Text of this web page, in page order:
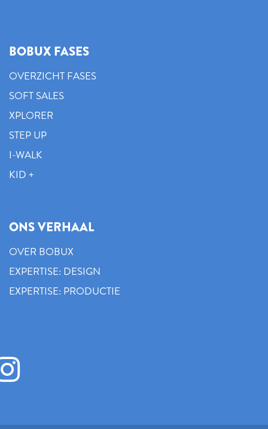
BOBUX FASES
OVERZICHT FASES
SOFT SALES
XPLORER
STEP UP
I-WALK
KID +
ONS VERHAAL
OVER BOBUX
EXPERTISE: DESIGN
EXPERTISE: PRODUCTIE